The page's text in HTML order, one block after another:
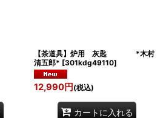
【茶道具】炉用 灰匙 *木村
清五郎* [301kdg49110]
12,990円 (税込)
カートに入れる